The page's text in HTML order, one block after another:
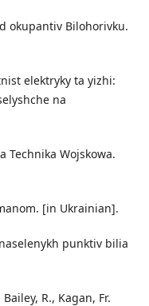
okupantiv Bilohorivku.
elektryky ta yizhi:
na
Technika Wojskowa.
[in Ukrainian].
punktiv bilia
R., Kagan, Fr.